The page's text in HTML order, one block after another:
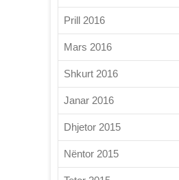
Prill 2016
Mars 2016
Shkurt 2016
Janar 2016
Dhjetor 2015
Nëntor 2015